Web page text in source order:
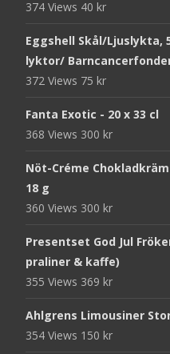
374 Views 40 kr
Eggshell Skål/Ljuslykta,
lyktor/
372 Views 75 kr
Fanta Exotic - 20 x 33 cl
368 Views 300 kr
Nöt-Créme
18 g
360 Views 300 kr
Presentset God Jul
praliner & kaffe)
355 Views 369 kr
Ahlgrens Limousiner
354 Views 150 kr